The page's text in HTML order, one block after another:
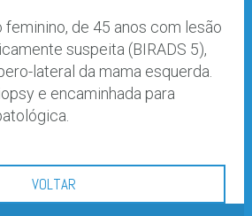
de 45 anos com lesão
suspeita (BIRADS 5),
lateral da mama esquerda.
e encaminhada para
VOLTAR